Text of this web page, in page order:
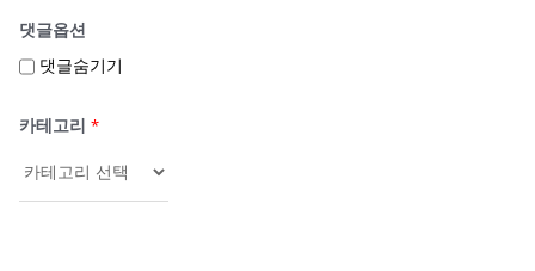
댓글옵션
댓글숨기기
카테고리 *